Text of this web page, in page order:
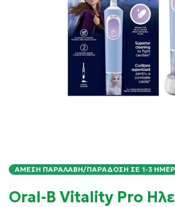
ΆΜΕΣΗ ΠΑΡΑΛΑΒΉ/ΠΑΡΆΔΟΣΗ ΣΕ 1-3
Oral-B Vitality Pro